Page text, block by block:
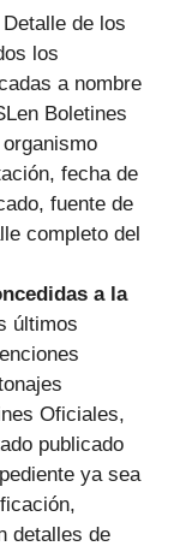
Detalle de los
los
a nombre
Boletines
fecha de
fuente de
completo del
a la
últimos
Oficiales,
publicado
ya sea
detalles de